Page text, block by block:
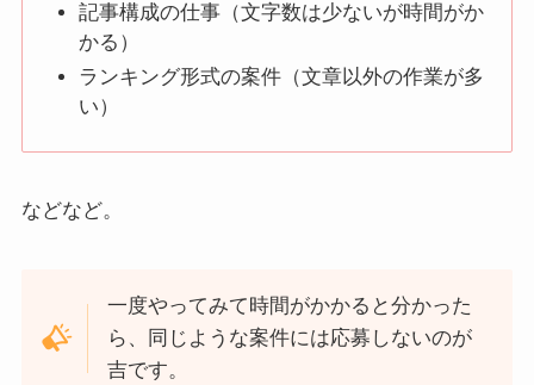
記事構成の仕事（文字数は少ないが時間がか
かる）
ランキング形式の案件（文章以外の作業が多
い）
などなど。
一度やってみて時間がかかると分かった
ら、同じような案件には応募しないのが
吉です。